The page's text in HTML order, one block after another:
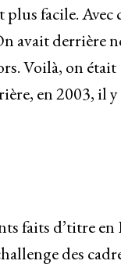
facile. Avec
avait derrière
Voilà, on était
en 2003, il y
faits d’titre en
des